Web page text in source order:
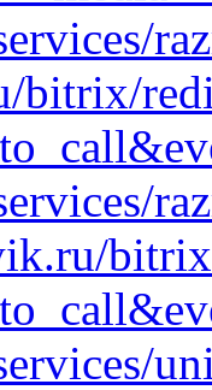
bitrix/